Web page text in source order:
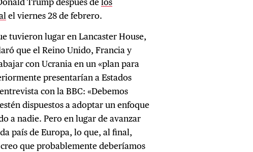
el viernes 28 de febrero.
tuvieron lugar en Lancaster House,
que el Reino Unido, Francia y
con Ucrania en un «plan para
presentarían a Estados
con la BBC: «Debemos
dispuestos a adoptar un enfoque
a nadie. Pero en lugar de avanzar
país de Europa, lo que, al final,
que probablemente deberíamos